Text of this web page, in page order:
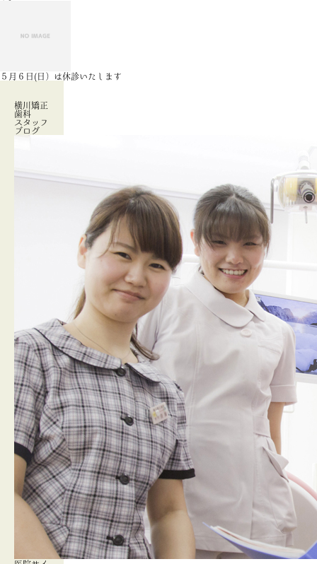
５月６日(日）は休診いたします
横川矯正
歯科
スタッフ
ブログ